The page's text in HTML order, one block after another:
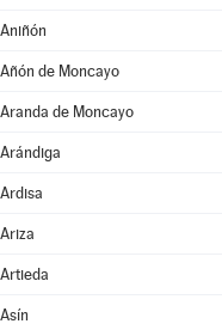
Aniñón
Añón de Moncayo
Aranda de Moncayo
Arándiga
Ardisa
Ariza
Artieda
Asín